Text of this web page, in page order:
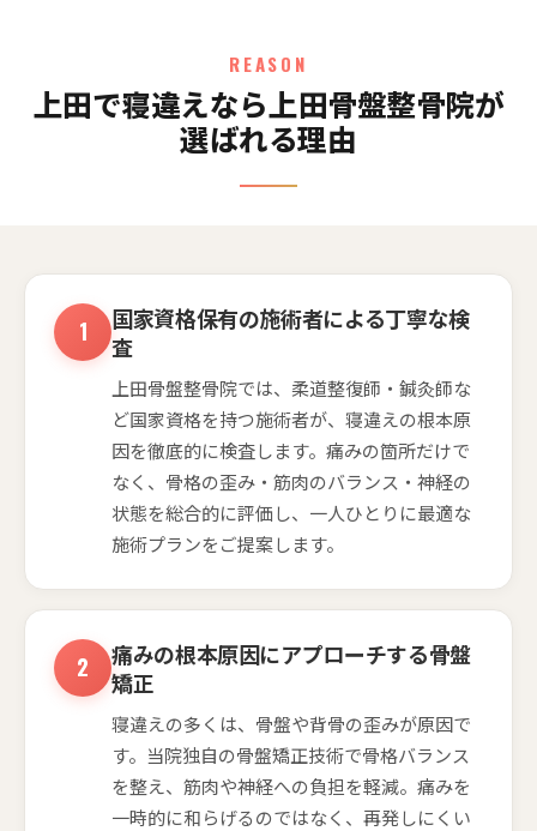
REASON
上田で寝違えなら上田骨盤整骨院が
選ばれる理由
国家資格保有の施術者による丁寧な検
査
上田骨盤整骨院では、柔道整復師・鍼灸師な
ど国家資格を持つ施術者が、寝違えの根本原
因を徹底的に検査します。痛みの箇所だけで
なく、骨格の歪み・筋肉のバランス・神経の
状態を総合的に評価し、一人ひとりに最適な
施術プランをご提案します。
痛みの根本原因にアプローチする骨盤
矯正
寝違えの多くは、骨盤や背骨の歪みが原因で
す。当院独自の骨盤矯正技術で骨格バランス
を整え、筋肉や神経への負担を軽減。痛みを
一時的に和らげるのではなく、再発しにくい